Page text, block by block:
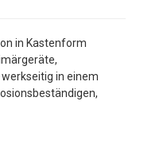
in Kastenform
in einem